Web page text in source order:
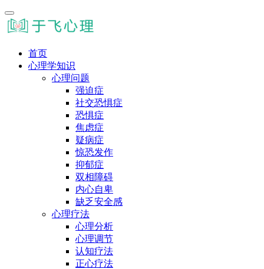
首页
心理学知识
心理问题
强迫症
社交恐惧症
恐惧症
焦虑症
疑病症
惊恐发作
抑郁症
双相障碍
内心自卑
缺乏安全感
心理疗法
心理分析
心理调节
认知疗法
正心疗法